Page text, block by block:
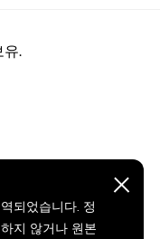
되었습니다. 정
지 않거나 원본
.